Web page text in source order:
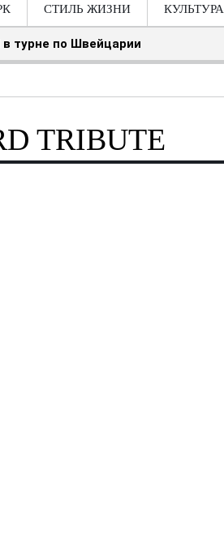
СТИЛЬ ЖИЗНИ КУЛЬТУРА
в турне по Швейцарии
TRIBUTE